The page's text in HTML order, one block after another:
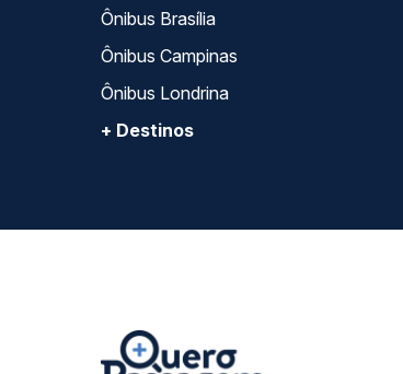
Ônibus Brasília
Ônibus Campinas
Ônibus Londrina
+ Destinos